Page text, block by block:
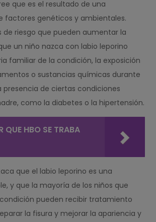
que es el resultado de una
factores genéticos y ambientales.
de riesgo que pueden aumentar la
un niño nazca con labio leporino
familiar de la condición, la exposición
o sustancias químicas durante
presencia de ciertas condiciones
como la diabetes o la hipertensión.
QUE HBO SE TRABA
que el labio leporino es una
y que la mayoría de los niños que
pueden recibir tratamiento
la fisura y mejorar la apariencia y